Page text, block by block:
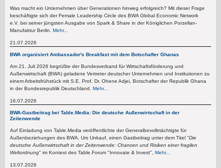
Was macht ein Unternehmen über Generationen hinweg erfolgreich? Mit dieser Frage
beschäftigte sich der Female Leadership Circle des BWA Global Economic Network
e.V. bei seiner jüngsten Ausgabe von Spark & Share in der Königlichen Porzellan-
Manufaktur Berlin. Mehr...
21.07.2026
BWA organisiert Ambassador's Breakfast mit dem Botschafter Ghanas
Am 21. Juli 2026 begrüßte der Bundesverband für Wirtschaftsförderung und
Außenwirtschaft (BWA) geladene Vertreter deutscher Unternehmen und Institutionen zu
einem Arbeitsfrühstück mit S.E. Prof. Dr. Ohene Adjei, Botschafter der Republik Ghana
in der Bundesrepublik Deutschland. Mehr...
16.07.2026
BWA-Gastbeitrag bei Table.Media: Die deutsche Außenwirtschaft in der
Zeitenwende
Auf Einladung von Table.Media veröffentlichte der Generalbevollmächtigte für
Außenbeziehungen des BWA, Urs Unkauf, einen Gastbeitrag unter dem Titel "Die
deutsche Außenwirtschaft in der Zeitenwende: Chancen und Risiken einer fragilen
Weltordnung" im Kontext des Table.Forum "Innovate & Invest", Mehr...
13.07.2026